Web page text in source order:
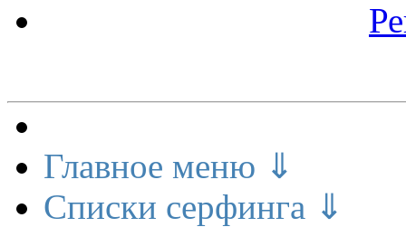
Главное меню ⇓
Списки серфинга ⇓